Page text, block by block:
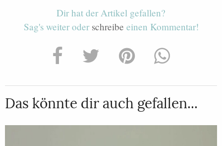
Dir hat der Artikel gefallen?
Sag's weiter oder schreibe einen Kommentar!
Das könnte dir auch gefallen...